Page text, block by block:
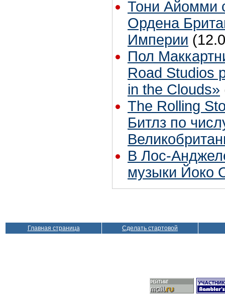
Тони Айомми
Ордена
Империи
Пол
Road Studios
in the Clouds»
The Rolling
Битлз по
В Лос-
музыки Йоко
Главная страница Сделать стартовой